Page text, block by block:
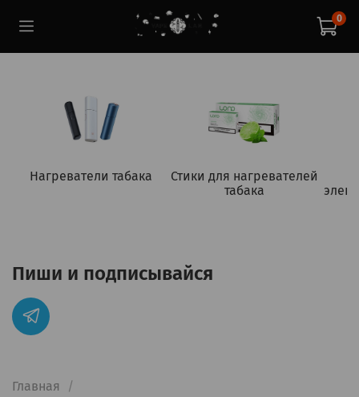
0
Нагреватели табака
Стики для нагревателей
табака
Главная
Пиши и подписывайся